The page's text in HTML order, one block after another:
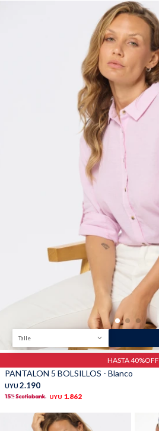
Talle
HASTA 40%OFF
PANTALON 5 BOLSILLOS - Blanco
UYU 2.190
UYU 1.862